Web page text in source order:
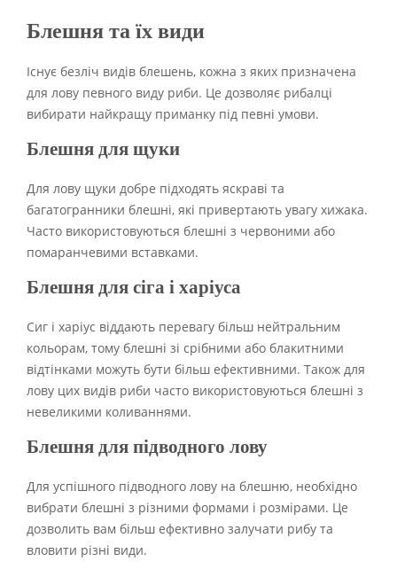
Блешня та їх види
Існує безліч видів блешень, кожна з яких призначена
для лову певного виду риби. Це дозволяє рибалці
вибирати найкращу приманку під певні умови.
Блешня для щуки
Для лову щуки добре підходять яскраві та
багатогранники блешні, які привертають увагу хижака.
Часто використовуються блешні з червоними або
помаранчевими вставками.
Блешня для сіга і харіуса
Сиг і харіус віддають перевагу більш нейтральним
кольорам, тому блешні зі срібними або блакитними
відтінками можуть бути більш ефективними. Також для
лову цих видів риби часто використовуються блешні з
невеликими коливаннями.
Блешня для підводного лову
Для успішного підводного лову на блешню, необхідно
вибрати блешні з різними формами і розмірами. Це
дозволить вам більш ефективно залучати рибу та
вловити різні види.